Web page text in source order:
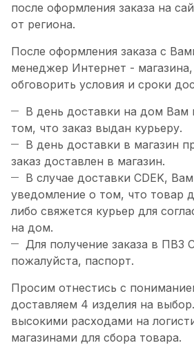
после оформления заказа на
от региона.
После оформления заказа с
менеджер Интернет -
обговорить условия и сроки
В день доставки на дом Вам
том, что заказ выдан курьеру.
В день доставки в магазин
заказ доставлен в магазин.
В случае доставки CDEK,
уведомление о том, что товар
либо свяжется курьер для
на дом.
Для получение заказа в ПВЗ
пожалуйста, паспорт.
Просим отнестись с
доставляем 4 изделия на
высокими расходами на
магазинами для сбора товара.